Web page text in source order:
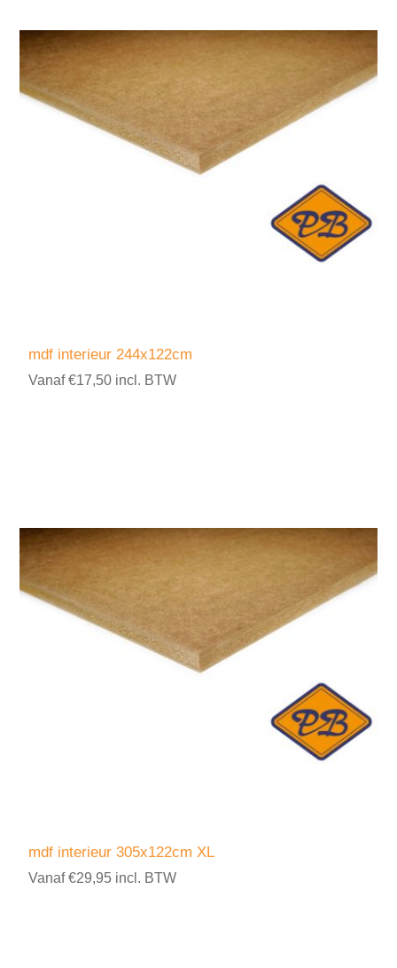
mdf interieur 244x122cm
Vanaf €17,50 incl. BTW
mdf interieur 305x122cm XL
Vanaf €29,95 incl. BTW